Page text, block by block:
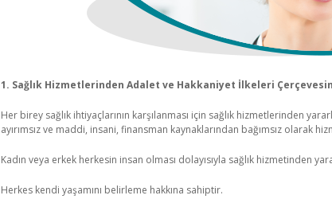
1. Sağlık Hizmetlerinden Adalet ve Hakkaniyet İlkeleri
Her birey sağlık ihtiyaçlarının karşılanması için sağlık hizmetlerinden
ayırımsız ve maddi, insani, finansman kaynaklarından bağımsız olarak
Kadın veya erkek herkesin insan olması dolayısıyla sağlık hizmetinden
Herkes kendi yaşamını belirleme hakkına sahiptir.